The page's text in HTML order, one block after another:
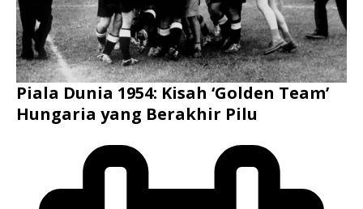
Piala Dunia 1954: Kisah ‘Golden Team’
Hungaria yang Berakhir Pilu